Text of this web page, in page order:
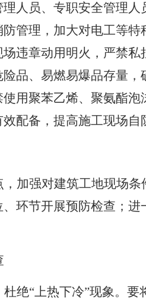
人员、专职安全管理
管理，加大对电工等
违章动用明火，严禁
品、易燃易爆品存量
用聚苯乙烯、聚氨酯
配备，提高施工现场自
加强对建筑工地现场
环节开展预防检查；
杜绝“上热下冷”现象。